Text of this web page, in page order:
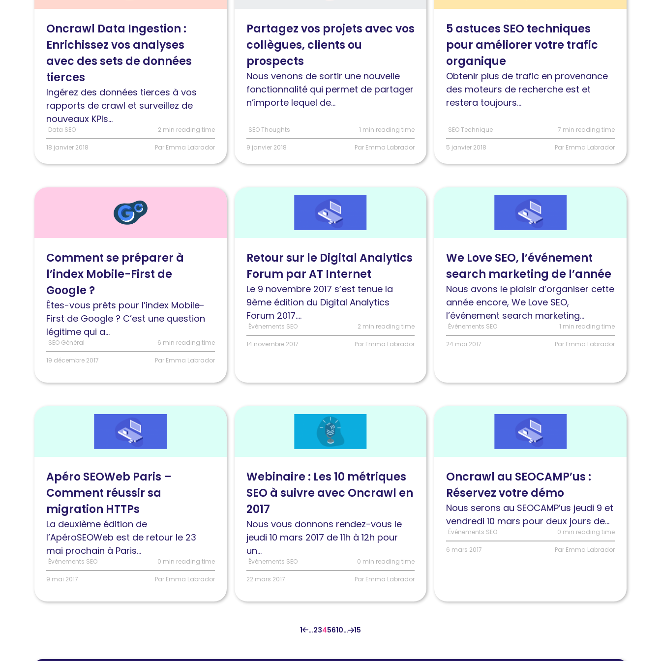
Enrichissez
vos
analyses
avec
des
sets
données
tierces
Oncrawl Data Ingestion :
Enrichissez vos analyses
avec des sets de données
tierces
Ingérez des données tierces à vos
rapports de crawl et surveillez de
nouveaux KPIs...
Data SEO 2 min reading time
18 janvier 2018 Par Emma Labrador
avec
vos
collègues,
clients
prospects
Partagez vos projets avec vos
collègues, clients ou
prospects
Nous venons de sortir une nouvelle
fonctionnalité qui permet de partager
n’importe lequel de...
SEO Thoughts 1 min reading time
9 janvier 2018 Par Emma Labrador
techniques
pour
améliorer
votre
trafic
organique
5 astuces SEO techniques
pour améliorer votre trafic
organique
Obtenir plus de trafic en provenance
des moteurs de recherche est et
restera toujours...
SEO Technique 7 min reading time
5 janvier 2018 Par Emma Labrador
Lire
l’index
Mobile-
First
Google
Comment se préparer à
l’index Mobile-First de
Google ?
Êtes-vous prêts pour l’index Mobile-
First de Google ? C’est une question
légitime qui a...
SEO Général 6 min reading time
19 décembre 2017 Par Emma Labrador
Lire
Digital
Analytics
Forum
par
Internet
Retour sur le Digital Analytics
Forum par AT Internet
Le 9 novembre 2017 s’est tenue la
9ème édition du Digital Analytics
Forum 2017....
Événements SEO 2 min reading time
14 novembre 2017 Par Emma Labrador
Lire
l’événement
search
marketing
l’année
We Love SEO, l’événement
search marketing de l’année
Nous avons le plaisir d’organiser cette
année encore, We Love SEO,
l’événement search marketing...
Événements SEO 1 min reading time
24 mai 2017 Par Emma Labrador
Lire
Comment
réussir
migration
HTTPs
Apéro SEOWeb Paris –
Comment réussir sa
migration HTTPs
La deuxième édition de
l’ApéroSEOWeb est de retour le 23
mai prochain à Paris...
Événements SEO 0 min reading time
9 mai 2017 Par Emma Labrador
Lire
métriques
SEO
suivre
avec
Oncrawl
2017
Webinaire : Les 10 métriques
SEO à suivre avec Oncrawl en
2017
Nous vous donnons rendez-vous le
jeudi 10 mars 2017 de 11h à 12h pour
un...
Événements SEO 0 min reading time
22 mars 2017 Par Emma Labrador
Lire
Réservez
votre
démo
Oncrawl au SEOCAMP’us :
Réservez votre démo
Nous serons au SEOCAMP’us jeudi 9 et
vendredi 10 mars pour deux jours de...
Événements SEO 0 min reading time
6 mars 2017 Par Emma Labrador
1 …2345610… 15